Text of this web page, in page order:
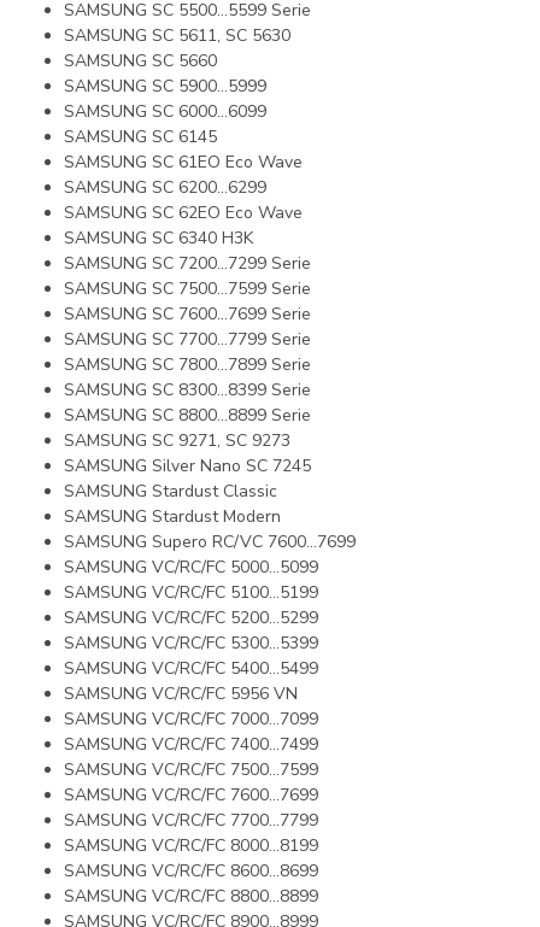
SAMSUNG SC 5500…5599 Serie
SAMSUNG SC 5611, SC 5630
SAMSUNG SC 5660
SAMSUNG SC 5900…5999
SAMSUNG SC 6000…6099
SAMSUNG SC 6145
SAMSUNG SC 61EO Eco Wave
SAMSUNG SC 6200…6299
SAMSUNG SC 62EO Eco Wave
SAMSUNG SC 6340 H3K
SAMSUNG SC 7200...7299 Serie
SAMSUNG SC 7500…7599 Serie
SAMSUNG SC 7600…7699 Serie
SAMSUNG SC 7700…7799 Serie
SAMSUNG SC 7800...7899 Serie
SAMSUNG SC 8300…8399 Serie
SAMSUNG SC 8800…8899 Serie
SAMSUNG SC 9271, SC 9273
SAMSUNG Silver Nano SC 7245
SAMSUNG Stardust Classic
SAMSUNG Stardust Modern
SAMSUNG Supero RC/VC 7600…7699
SAMSUNG VC/RC/FC 5000…5099
SAMSUNG VC/RC/FC 5100…5199
SAMSUNG VC/RC/FC 5200…5299
SAMSUNG VC/RC/FC 5300…5399
SAMSUNG VC/RC/FC 5400...5499
SAMSUNG VC/RC/FC 5956 VN
SAMSUNG VC/RC/FC 7000...7099
SAMSUNG VC/RC/FC 7400...7499
SAMSUNG VC/RC/FC 7500...7599
SAMSUNG VC/RC/FC 7600...7699
SAMSUNG VC/RC/FC 7700...7799
SAMSUNG VC/RC/FC 8000…8199
SAMSUNG VC/RC/FC 8600...8699
SAMSUNG VC/RC/FC 8800...8899
SAMSUNG VC/RC/FC 8900...8999